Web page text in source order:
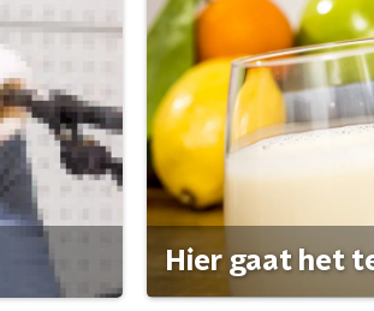
Hier gaat het